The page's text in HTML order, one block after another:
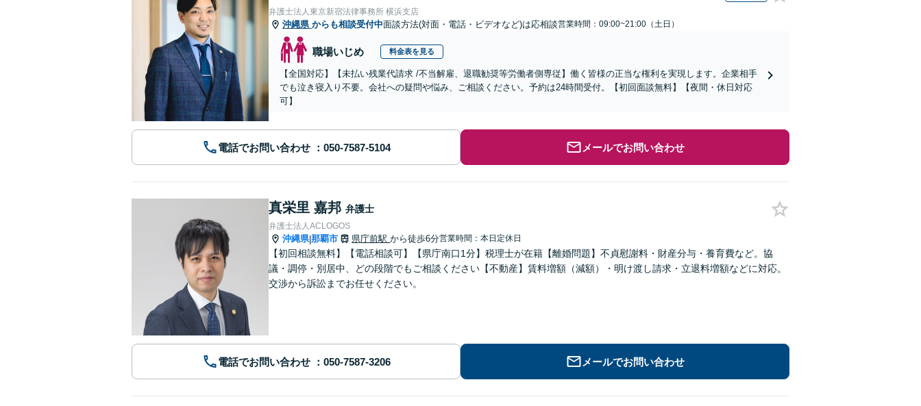
弁護士法人東京新宿法律事務所 横浜支店
沖縄県 からも相談受付中面談方法(対面・電話・ビデオなど)は応相談営業時間：09:00~21:00（土日）
職場いじめ 料金表を見る
【全国対応】【未払い残業代請求 /不当解雇、退職勧奨等労働者側専従】働く皆様の正当な権利を実現します。企業相手
でも泣き寝入り不要。会社への疑問や悩み、ご相談ください。予約は24時間受付。【初回面談無料】【夜間・休日対応
可】
電話でお問い合わせ メールでお問い合わせ
真栄里 嘉邦 弁護士
弁護士法人ACLOGOS
沖縄県|那覇市 県庁前駅 から徒歩6分営業時間：本日定休日
【初回相談無料】【電話相談可】【県庁南口1分】税理士が在籍【離婚問題】不貞慰謝料・財産分与・養育費など。協
議・調停・別居中、どの段階でもご相談ください【不動産】賃料増額（減額）・明け渡し請求・立退料増額などに対応。
交渉から訴訟までお任せください。
電話でお問い合わせ メールでお問い合わせ